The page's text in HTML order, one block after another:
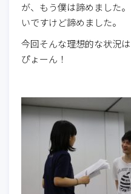
が、もう僕は諦めました
いですけど諦めました。
今回そんな理想的な状況
ぴょーん！